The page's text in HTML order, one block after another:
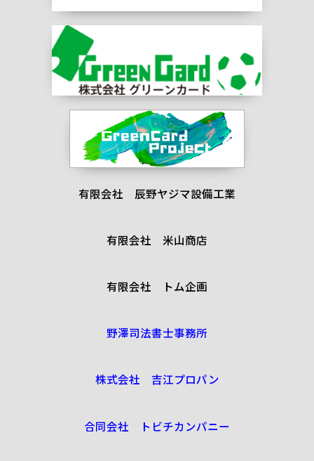
有限会社 辰野ヤジマ設備工業
有限会社 米山商店
有限会社 トム企画
野澤司法書士事務所
株式会社 吉江プロパン
合同会社 トビチカンパニー